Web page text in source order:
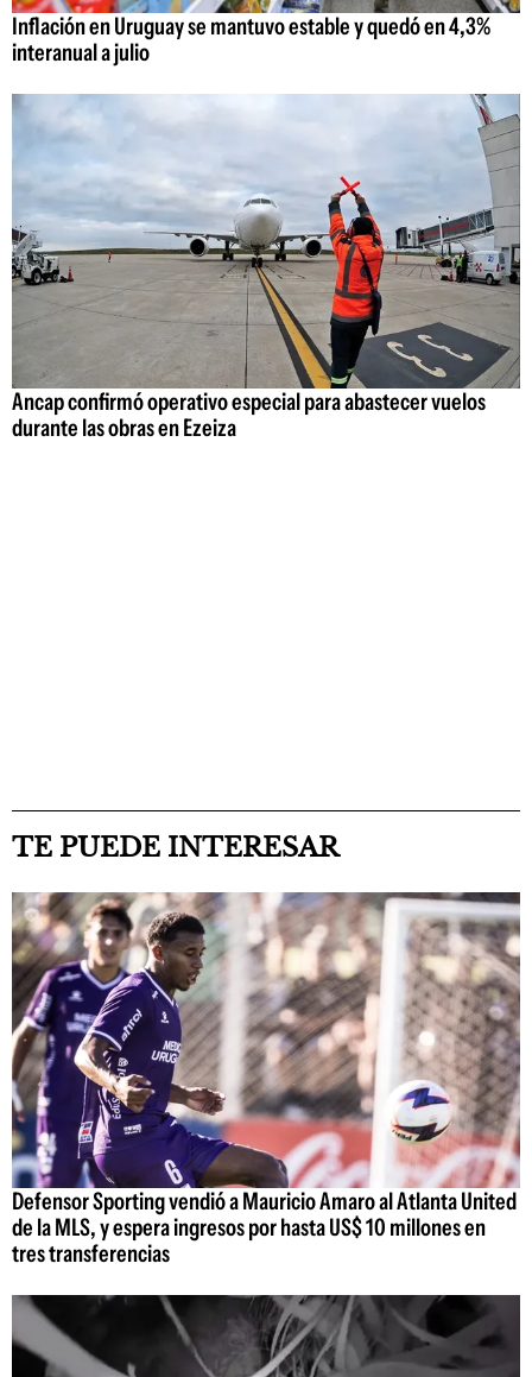
Inflación en Uruguay se mantuvo estable y quedó en 4,3%
interanual a julio
Ancap confirmó operativo especial para abastecer vuelos
durante las obras en Ezeiza
TE PUEDE INTERESAR
Defensor Sporting vendió a Mauricio Amaro al Atlanta United
de la MLS, y espera ingresos por hasta US$ 10 millones en
tres transferencias